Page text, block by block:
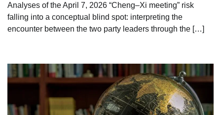
Analyses of the April 7, 2026 “Cheng–Xi meeting” risk
falling into a conceptual blind spot: interpreting the
encounter between the two party leaders through the […]